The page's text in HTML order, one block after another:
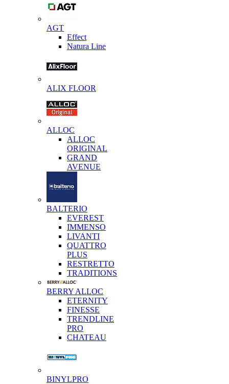
AGT
Effect
Natura Line
ALIX FLOOR
ALLOC
ALLOC
ORIGINAL
GRAND
AVENUE
BALTERIO
EVEREST
IMMENSO
LIVANTI
QUATTRO
PLUS
RESTRETTO
TRADITIONS
BERRY ALLOC
ETERNITY
FINESSE
TRENDLINE
PRO
CHATEAU
BINYLPRO